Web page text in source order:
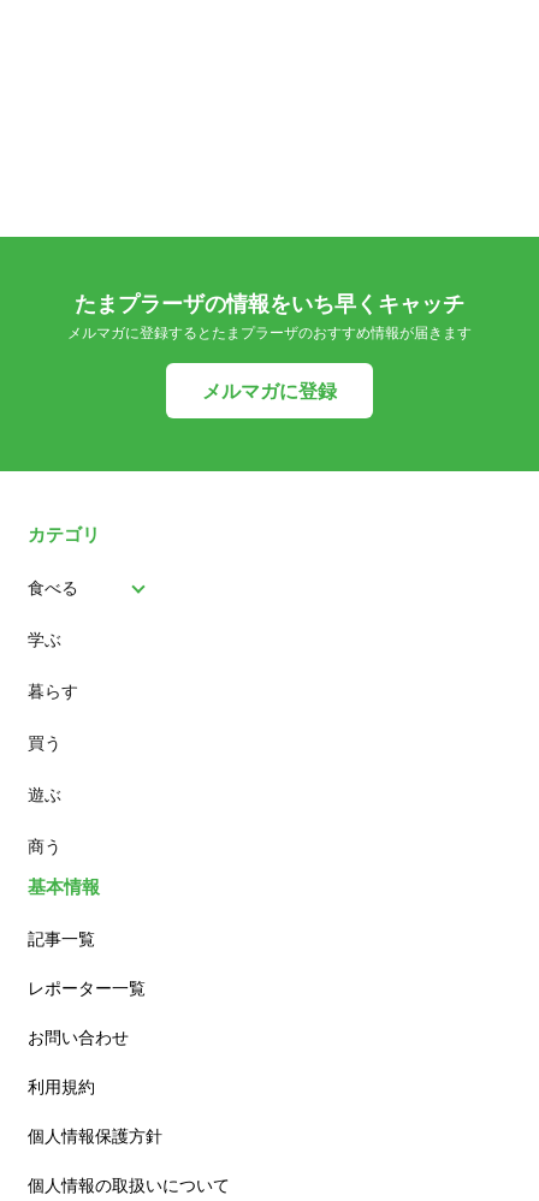
たまプラーザの情報をいち早くキャッチ
メルマガに登録するとたまプラーザのおすすめ情報が届きます
メルマガに登録
カテゴリ
食べる
パン
スイーツ
ランチ
カフェ
学ぶ
暮らす
買う
遊ぶ
商う
基本情報
記事一覧
レポーター一覧
お問い合わせ
利用規約
個人情報保護方針
個人情報の取扱いについて